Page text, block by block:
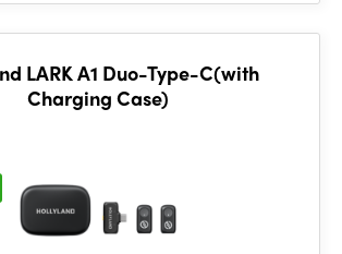
LARK A1 Duo-Type-C(with
Charging Case)